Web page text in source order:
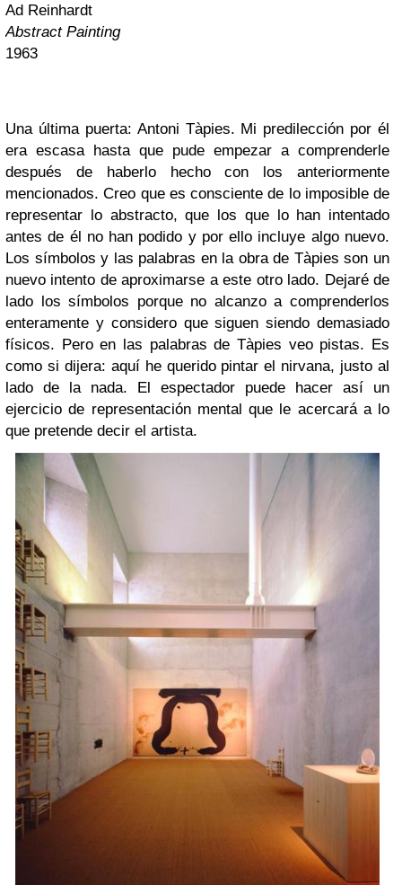
Ad Reinhardt
Abstract Painting
1963
Una última puerta: Antoni Tàpies. Mi predilección por él
era escasa hasta que pude empezar a comprenderle
después de haberlo hecho con los anteriormente
mencionados. Creo que es consciente de lo imposible de
representar lo abstracto, que los que lo han intentado
antes de él no han podido y por ello incluye algo nuevo.
Los símbolos y las palabras en la obra de Tàpies son un
nuevo intento de aproximarse a este otro lado. Dejaré de
lado los símbolos porque no alcanzo a comprenderlos
enteramente y considero que siguen siendo demasiado
físicos. Pero en las palabras de Tàpies veo pistas. Es
como si dijera: aquí he querido pintar el nirvana, justo al
lado de la nada. El espectador puede hacer así un
ejercicio de representación mental que le acercará a lo
que pretende decir el artista.